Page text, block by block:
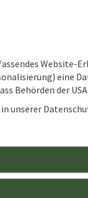
Website-
eine
Behörden der
unserer